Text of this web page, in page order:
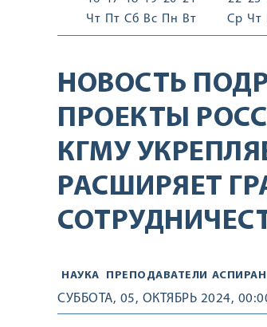
Чт Пт Сб Вс Пн Вт
Ср Чт
НОВОСТЬ
ПРОЕКТЫ
КГМУ
РАСШИРЯЕТ
НАУКА ПРЕПОДАВАТЕЛИ
СУББОТА, 05, ОКТЯБРЬ 2024,